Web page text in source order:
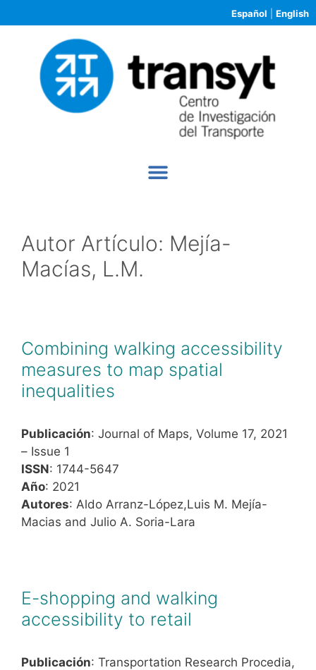
Español English
Autor Artículo: Mejía-
Macías, L.M.
Combining walking accessibility
measures to map spatial
inequalities
Publicación: Journal of Maps, Volume 17, 2021
– Issue 1
ISSN: 1744-5647
Año: 2021
Autores: Aldo Arranz-López,Luis M. Mejía-
Macias and Julio A. Soria-Lara
E-shopping and walking
accessibility to retail
Publicación: Transportation Research Procedia,